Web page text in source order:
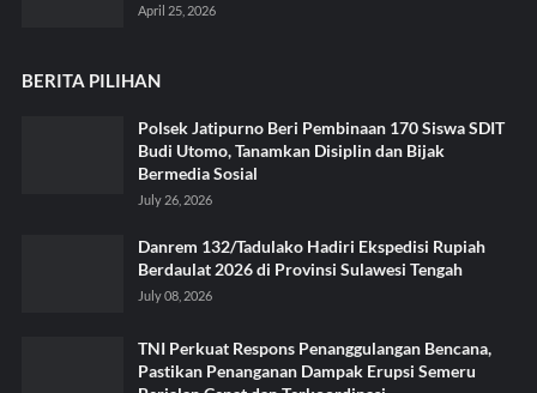
April 25, 2026
BERITA PILIHAN
Polsek Jatipurno Beri Pembinaan 170 Siswa SDIT
Budi Utomo, Tanamkan Disiplin dan Bijak
Bermedia Sosial
July 26, 2026
Danrem 132/Tadulako Hadiri Ekspedisi Rupiah
Berdaulat 2026 di Provinsi Sulawesi Tengah
July 08, 2026
TNI Perkuat Respons Penanggulangan Bencana,
Pastikan Penanganan Dampak Erupsi Semeru